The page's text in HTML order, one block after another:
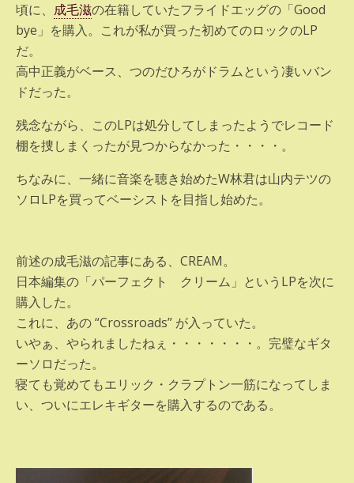
頃に、 成毛滋の在籍していたフライドエッグの「Good
bye」を購入。これが私が買った初めてのロックのLP
だ。
高中正義がベース、つのだひろがドラムという凄いバン
ドだった。
残念ながら、このLPは処分してしまったようでレコード
棚を捜しまくったが見つからなかった・・・・。
ちなみに、一緒に音楽を聴き始めたW林君は山内テツの
ソロLPを買ってベーシストを目指し始めた。
前述の成毛滋の記事にある、CREAM。
日本編集の「パーフェクト クリーム」というLPを次に
購入した。
これに、あの “Crossroads” が入っていた。
いやぁ、やられましたねぇ・・・・・・・。完璧なギタ
ーソロだった。
寝ても覚めてもエリック・クラプトン一筋になってしま
い、ついにエレキギターを購入するのである。